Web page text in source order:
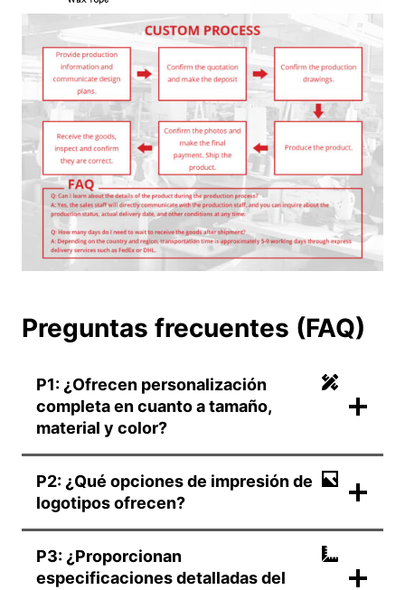
Preguntas frecuentes (FAQ)
P1: ¿Ofrecen personalización
completa en cuanto a tamaño,
material y color?
P2: ¿Qué opciones de impresión de
logotipos ofrecen?
P3: ¿Proporcionan
especificaciones detalladas del